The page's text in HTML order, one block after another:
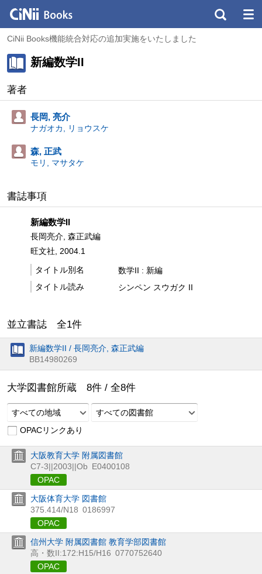
CiNii Books機能統合対応の追加実施をいたしました
新編数学II
著者
長岡, 亮介
ナガオカ, リョウスケ
森, 正武
モリ, マサタケ
書誌事項
新編数学II
長岡亮介, 森正武編
旺文社, 2004.1
タイトル別名
数学II : 新編
タイトル読み
シンペン スウガク II
並立書誌 全1件
新編数学II / 長岡亮介, 森正武編
BB14980269
大学図書館所蔵 8件 / 全8件
すべての地域
すべての図書館
OPACリンクあり
大阪教育大学 附属図書館
C7-3||2003||Ob E0400108
OPAC
大阪体育大学 図書館
375.414/N18 0186997
OPAC
信州大学 附属図書館 教育学部図書館
高・数II:172:H15/H16 0770752640
OPAC